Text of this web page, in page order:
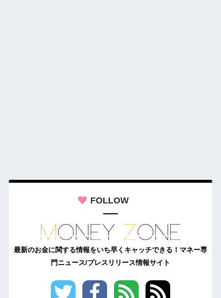
FOLLOW
最新のお金に関する情報をいち早くキャッチできる！マネー専
門ニュース/プレスリリース情報サイト